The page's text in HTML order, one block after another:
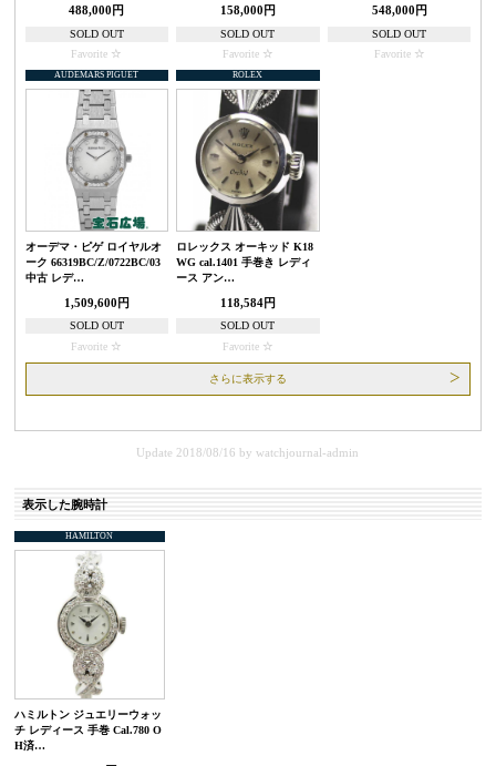
488,000円
SOLD OUT
Favorite
158,000円
SOLD OUT
Favorite
548,000円
SOLD OUT
Favorite
AUDEMARS PIGUET
オーデマ・ピゲ ロイヤルオ
ーク 66319BC/Z/0722BC/03
中古 レデ…
1,509,600円
SOLD OUT
Favorite
ROLEX
ロレックス オーキッド K18
WG cal.1401 手巻き レディ
ース アン…
118,584円
SOLD OUT
Favorite
さらに表示する
Update 2018/08/16 bywatchjournal-admin
表示した腕時計
HAMILTON
ハミルトン ジュエリーウォッ
チ レディース 手巻 Cal.780 O
H済…